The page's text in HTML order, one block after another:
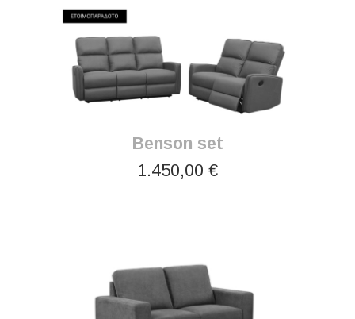
Benson set
1.450,00 €